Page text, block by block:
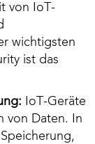
von IoT-
wichtigsten
ist das
IoT-Geräte
von Daten. In